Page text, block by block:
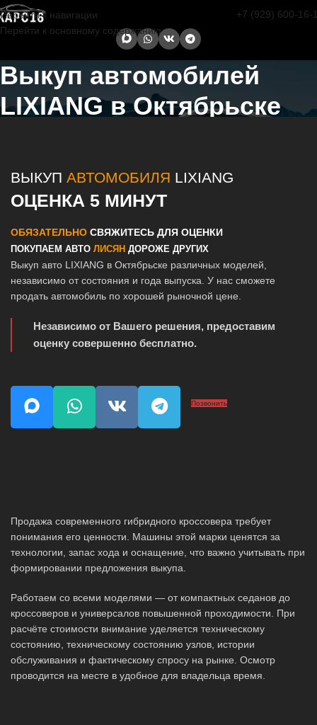
Перейти к навигации
Перейти к основному содержанию
+7 (929) 600-16-
Выкуп автомобилей
LIXIANG в Октябрьске
ВЫКУП АВТОМОБИЛЯ LIXIANG
ОЦЕНКА 5 МИНУТ
ОБЯЗАТЕЛЬНО СВЯЖИТЕСЬ ДЛЯ ОЦЕНКИ
ПОКУПАЕМ АВТО ЛИСЯН ДОРОЖЕ ДРУГИХ
Выкуп авто LIXIANG в Октябрьске различных моделей,
независимо от состояния и года выпуска. У нас сможете
продать автомобиль по хорошей рыночной цене.
Независимо от Вашего решения, предоставим
оценку совершенно бесплатно.
Позвонить
Продажа современного гибридного кроссовера требует
понимания его ценности. Машины этой марки ценятся за
технологии, запас хода и оснащение, что важно учитывать при
формировании предложения выкупа.
Работаем со всеми моделями — от компактных седанов до
кроссоверов и универсалов повышенной проходимости. При
расчёте стоимости внимание уделяется техническому
состоянию, техническому состоянию узлов, истории
обслуживания и фактическому спросу на рынке. Осмотр
проводится на месте в удобное для владельца время.